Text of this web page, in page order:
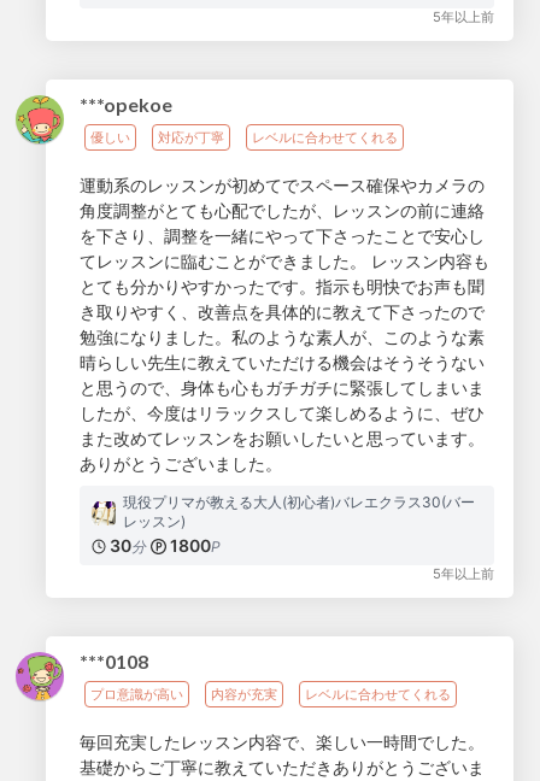
5年以上前
***opekoe
優しい 対応が丁寧 レベルに合わせてくれる
運動系のレッスンが初めてでスペース確保やカメラの
角度調整がとても心配でしたが、レッスンの前に連絡
を下さり、調整を一緒にやって下さったことで安心し
てレッスンに臨むことができました。 レッスン内容も
とても分かりやすかったです。指示も明快でお声も聞
き取りやすく、改善点を具体的に教えて下さったので
勉強になりました。私のような素人が、このような素
晴らしい先生に教えていただける機会はそうそうない
と思うので、身体も心もガチガチに緊張してしまいま
したが、今度はリラックスして楽しめるように、ぜひ
また改めてレッスンをお願いしたいと思っています。
ありがとうございました。
現役プリマが教える大人(初心者)バレエクラス30(バー
レッスン)
30分 1800P
5年以上前
***0108
プロ意識が高い 内容が充実 レベルに合わせてくれる
毎回充実したレッスン内容で、楽しい一時間でした。
基礎からご丁寧に教えていただきありがとうございま